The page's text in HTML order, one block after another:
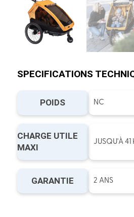
SPECIFICATIONS
POIDS NC
CHARGE UTILE
MAXI
JUSQU'À 41
GARANTIE 2 ANS